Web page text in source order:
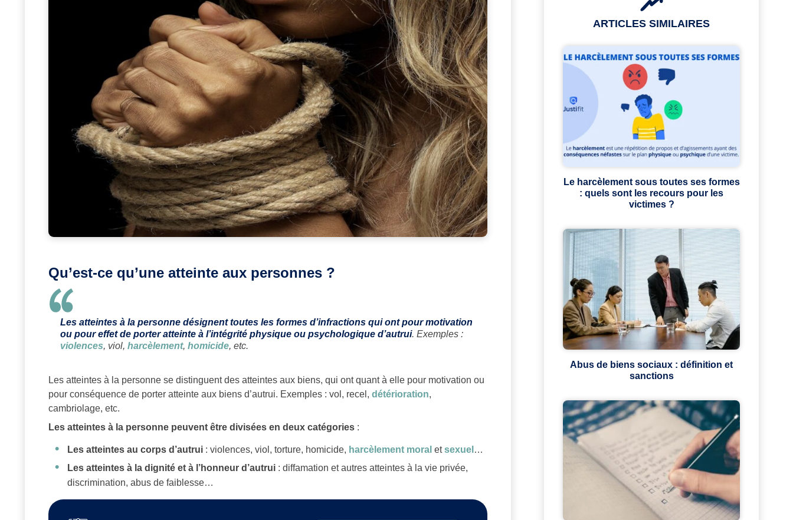
Qu’est-ce qu’une atteinte aux personnes ?
Les atteintes à la personne désignent toutes les formes d’infractions qui ont pour motivation
ou pour effet de porter atteinte à l’intégrité physique ou psychologique d’autrui. Exemples :
violences, viol, harcèlement, homicide, etc.
Les atteintes à la personne se distinguent des atteintes aux biens, qui ont quant à elle pour motivation ou
pour conséquence de porter atteinte aux biens d’autrui. Exemples : vol, recel, détérioration,
cambriolage, etc.
Les atteintes à la personne peuvent être divisées en deux catégories :
Les atteintes au corps d’autrui : violences, viol, torture, homicide, harcèlement moral etsexuel …
Les atteintes à la dignité et à l’honneur d’autrui : diffamation et autres atteintes à la vie privée,
discrimination, abus de faiblesse…
ARTICLES SIMILAIRES
Le harcèlement sous toutes ses formes
: quels sont les recours pour les
victimes ?
Abus de biens sociaux : définition et
sanctions